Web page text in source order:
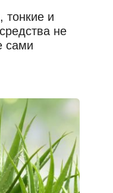
тонкие и
не
сами